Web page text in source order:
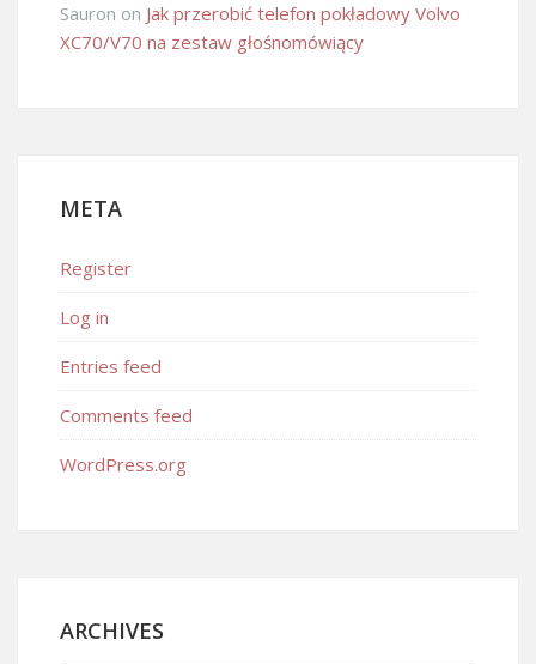
Sauron on Jak przerobić telefon pokładowy Volvo
XC70/V70 na zestaw głośnomówiący
META
Register
Log in
Entries feed
Comments feed
WordPress.org
ARCHIVES